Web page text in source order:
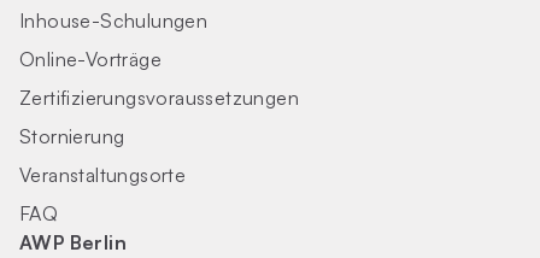
Inhouse-Schulungen
Online-Vorträge
Zertifizierungs­voraus­setzungen
Stornierung
Veranstaltungsorte
FAQ
AWP Berlin